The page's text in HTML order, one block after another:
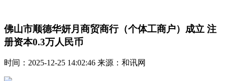
佛山市顺德华妍月商贸商行（个体工商户）成立 注
册资本0.3万人民币
时间：2025-12-25 14:02:46 来源：和讯网